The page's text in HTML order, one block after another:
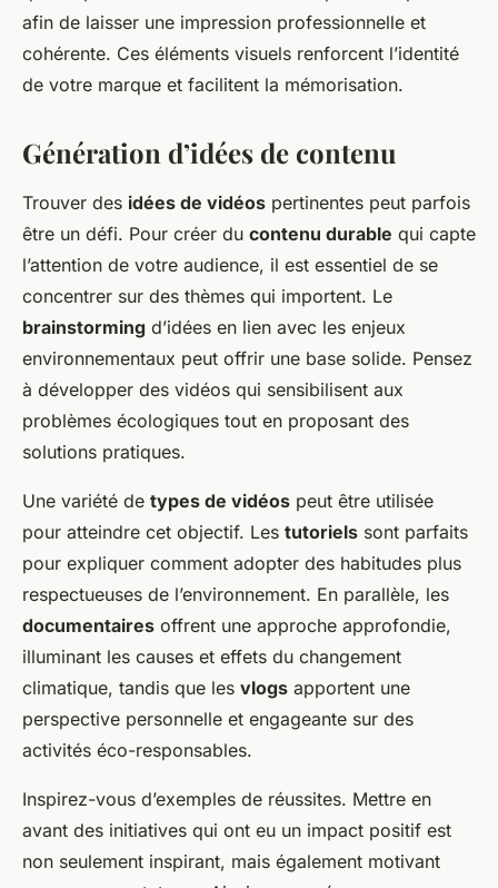
afin de laisser une impression professionnelle et
cohérente. Ces éléments visuels renforcent l’identité
de votre marque et facilitent la mémorisation.
Génération d’idées de contenu
Trouver des idées de vidéos pertinentes peut parfois
être un défi. Pour créer du contenu durable qui capte
l’attention de votre audience, il est essentiel de se
concentrer sur des thèmes qui importent. Le
brainstorming d’idées en lien avec les enjeux
environnementaux peut offrir une base solide. Pensez
à développer des vidéos qui sensibilisent aux
problèmes écologiques tout en proposant des
solutions pratiques.
Une variété de types de vidéos peut être utilisée
pour atteindre cet objectif. Les tutoriels sont parfaits
pour expliquer comment adopter des habitudes plus
respectueuses de l’environnement. En parallèle, les
documentaires offrent une approche approfondie,
illuminant les causes et effets du changement
climatique, tandis que les vlogs apportent une
perspective personnelle et engageante sur des
activités éco-responsables.
Inspirez-vous d’exemples de réussites. Mettre en
avant des initiatives qui ont eu un impact positif est
non seulement inspirant, mais également motivant